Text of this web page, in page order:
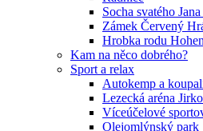
Socha svatého
Zámek Červený
Hrobka rodu
Kam na něco dobrého?
Sport a relax
Autokemp a
Lezecká aréna
Víceúčelové
Olejomlýnský park